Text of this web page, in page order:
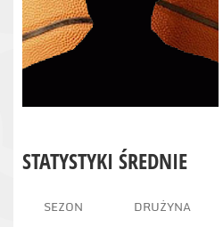
STATYSTYKI ŚREDNIE
SEZON DRUŻYNA